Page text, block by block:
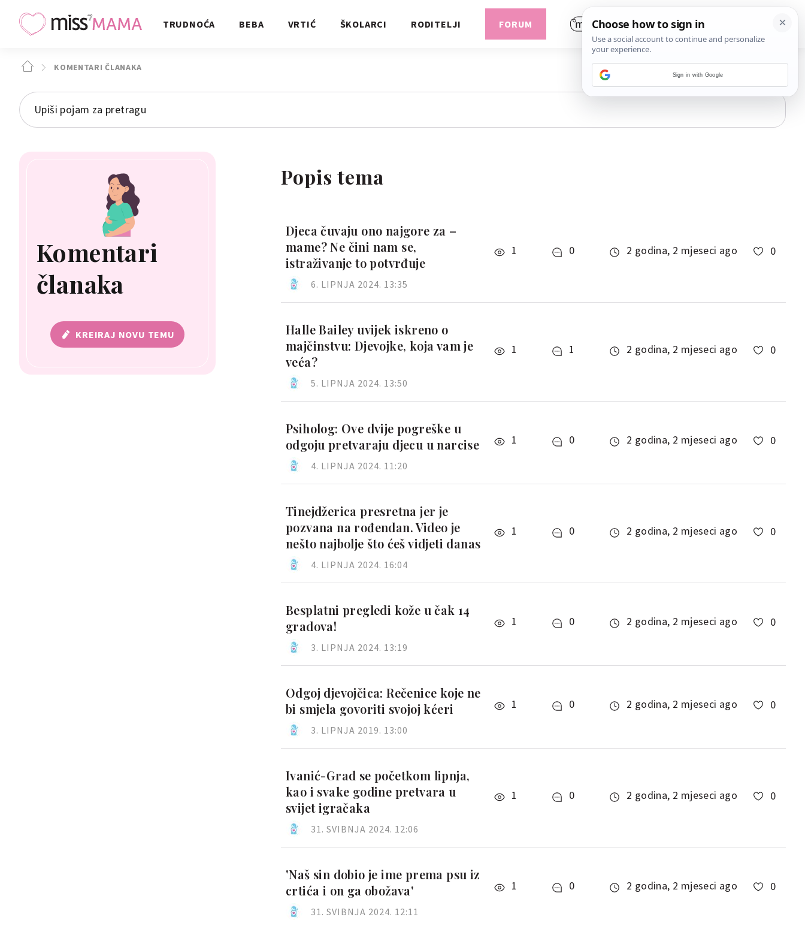
TRUDNOĆA BEBA VRTIĆ ŠKOLARCI RODITELJI FORUM
KOMENTARI ČLANAKA
Komentari
članaka
KREIRAJ NOVU TEMU
Popis tema
Djeca čuvaju ono najgore za –
mame? Ne čini nam se,
istraživanje to potvrđuje
1 0 2 godina, 2 mjeseci ago 0
6. LIPNJA 2024. 13:35
Halle Bailey uvijek iskreno o
majčinstvu: Djevojke, koja vam je
veća?
1 1 2 godina, 2 mjeseci ago 0
5. LIPNJA 2024. 13:50
Psiholog: Ove dvije pogreške u
odgoju pretvaraju djecu u narcise
1 0 2 godina, 2 mjeseci ago 0
4. LIPNJA 2024. 11:20
Tinejdžerica presretna jer je
pozvana na rođendan. Video je
nešto najbolje što ćeš vidjeti danas
1 0 2 godina, 2 mjeseci ago 0
4. LIPNJA 2024. 16:04
Besplatni pregledi kože u čak 14
gradova!
1 0 2 godina, 2 mjeseci ago 0
3. LIPNJA 2024. 13:19
Odgoj djevojčica: Rečenice koje ne
bi smjela govoriti svojoj kćeri
1 0 2 godina, 2 mjeseci ago 0
3. LIPNJA 2019. 13:00
Ivanić-Grad se početkom lipnja,
kao i svake godine pretvara u
svijet igračaka
1 0 2 godina, 2 mjeseci ago 0
31. SVIBNJA 2024. 12:06
'Naš sin dobio je ime prema psu iz
crtića i on ga obožava'
1 0 2 godina, 2 mjeseci ago 0
31. SVIBNJA 2024. 12:11
Sign in with Google